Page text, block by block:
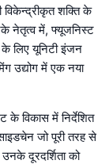
विकेन्द्रीकृत शक्ति के
नेतृत्व में, फ्यूजनिस्ट
लिए यूनिटी इंजन
उद्योग में एक नया
विकास में निर्देशित
जो पूरी तरह से
दूरदर्शिता को